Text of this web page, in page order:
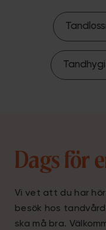
Dags för
Vi vet att du har
besök hos
ska må bra.